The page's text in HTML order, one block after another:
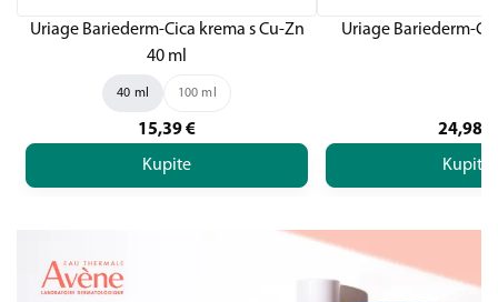
Uriage Bariederm-Cica krema s Cu-Zn
40 ml
40 ml 100 ml
15,39€
Kupite
Uriage Bariederm-
24,98
Kupite